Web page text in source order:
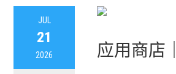
JUL
21
2026 应用商店